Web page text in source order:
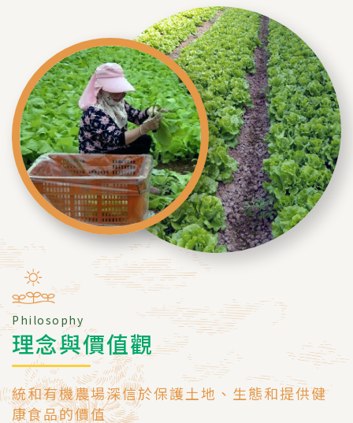
Philosophy
理念與價值觀
統和有機農場深信於保護土地、生態和提供健
康食品的價值